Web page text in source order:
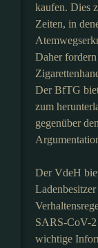
kaufen. Dies
Zeiten, in
Daher
Der BfTG
zum
gegenüber
Der VdeH
SARS-CoV-2
wichtige